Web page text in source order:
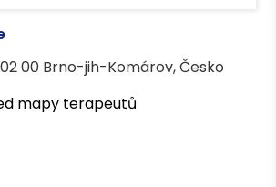
00 Brno-jih-Komárov, Česko